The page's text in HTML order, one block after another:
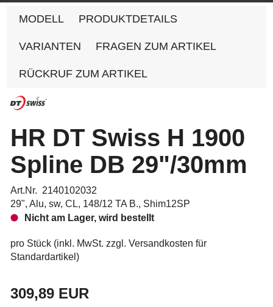
MODELL PRODUKTDETAILS
VARIANTEN FRAGEN ZUM ARTIKEL
RÜCKRUF ZUM ARTIKEL
HR DT Swiss H 1900
Spline DB 29"/30mm
Art.Nr. 2140102032
29", Alu, sw, CL, 148/12 TA B., Shim12SP
Nicht am Lager, wird bestellt
pro Stück (inkl. MwSt. zzgl. Versandkosten für
Standardartikel )
309,89 EUR